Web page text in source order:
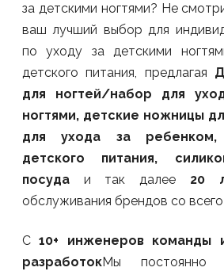
за детскими ногтями? Не
ваш лучший выбор для
по уходу за детскими
детского питания, предлагая
для ногтей/набор для
ногтями, детские ножницы
для ухода за
детского питания,
посуда и так далее 20
обслуживания брендов со
С10+ инженеров команды
разработокМы постоянно